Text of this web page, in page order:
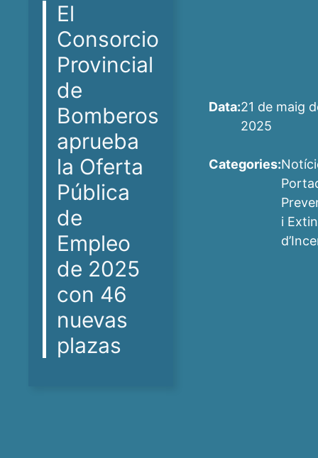
El
Consorcio
Provincial
de
Bomberos
aprueba
la Oferta
Pública
de
Empleo
de 2025
con 46
nuevas
plazas
Data:21 de maig
2025
Categories:
i